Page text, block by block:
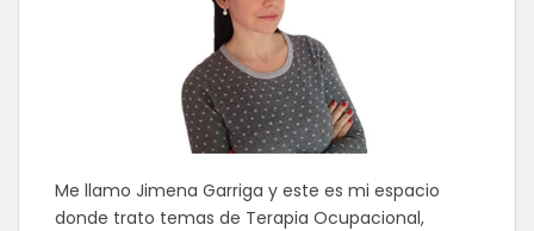
Me llamo Jimena Garriga y este es mi espacio
donde trato temas de Terapia Ocupacional,